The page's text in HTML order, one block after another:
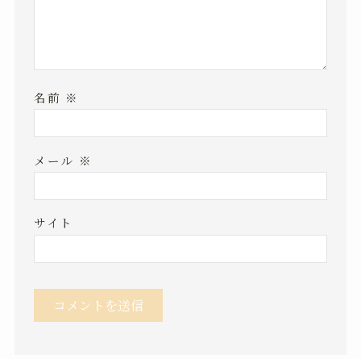
名前 ※
メール ※
サイト